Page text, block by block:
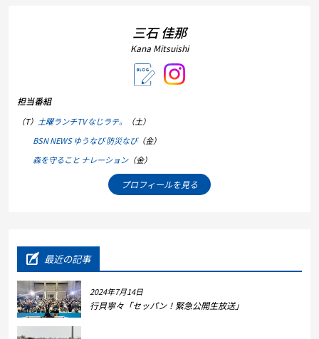
三石 佳那
Kana Mitsuishi
担当番組
（T） 土曜ランチTV なじラテ。
（土）
BSN NEWS ゆうなび 防災なび（金）
森を守ること ナレーション（金）
プロフィールを見る
最近の記事
2024年7月14日
行貝寧々「セッパン！緊急公開生放送」